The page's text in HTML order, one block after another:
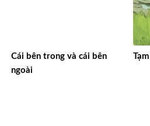
Cái bên trong và cái bên
ngoài